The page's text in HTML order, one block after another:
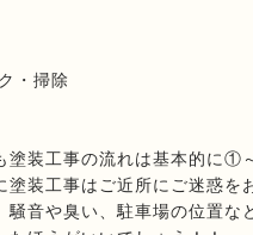
・掃除
塗装工事の流れは基本的に①
塗装工事はご近所にご迷惑を
騒音や臭い、駐車場の位置な